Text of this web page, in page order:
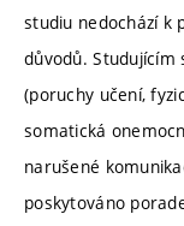
studiu nedochází k
důvodů.
(poruchy učení,
somatická
narušené
poskytováno